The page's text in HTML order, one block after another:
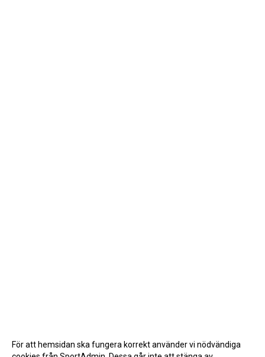
För att hemsidan ska fungera korrekt använder vi nödvändiga